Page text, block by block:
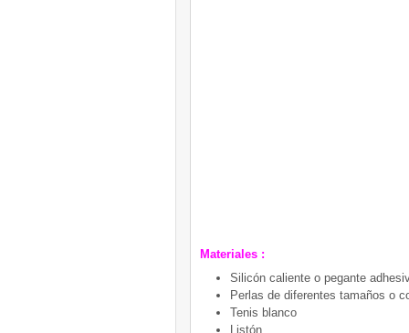
Materiales :
Silicón caliente o pegante
Perlas de diferentes tamaños o
Tenis blanco
Listón